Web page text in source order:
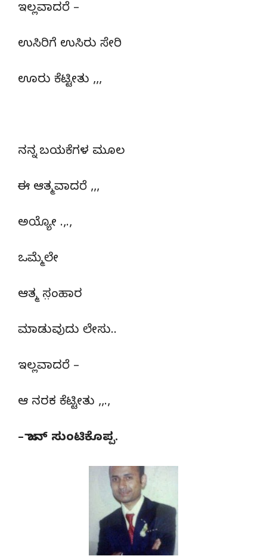
ಇಲ್ಲವಾದರೆ –
ಉಸಿರಿಗೆ ಉಸಿರು ಸೇರಿ
ಊರು ಕೆಟ್ಟೀತು ,,,
ನನ್ನ ಬಯಕೆಗಳ ಮೂಲ
ಈ ಆತ್ಮವಾದರೆ ,,,
ಅಯ್ಯೋ .,.,
ಒಮ್ಮೆಲೇ
ಆತ್ಮ ಸ಼ಂಹಾರ
ಮಾಡುವುದು ಲೇಸು..
ಇಲ್ಲವಾದರೆ –
ಆ ನರಕ ಕೆಟ್ಟೀತು ,,.,
– ಜಾನ್ ಸುಂಟಿಕೊಪ್ಪ.